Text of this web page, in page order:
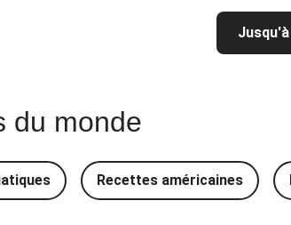
du monde
Recettes américaines